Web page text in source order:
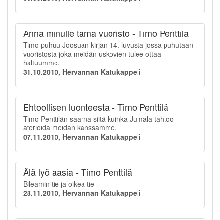
Anna minulle tämä vuoristo - Timo Penttilä
Timo puhuu Joosuan kirjan 14. luvusta jossa puhutaan
vuoristosta joka meidän uskovien tulee ottaa
haltuumme.
31.10.2010, Hervannan Katukappeli
Ehtoollisen luonteesta - Timo Penttilä
Timo Penttilän saarna siitä kuinka Jumala tahtoo
aterioida meidän kanssamme.
07.11.2010, Hervannan Katukappeli
Älä lyö aasia - Timo Penttilä
Bileamin tie ja oikea tie
28.11.2010, Hervannan Katukappeli